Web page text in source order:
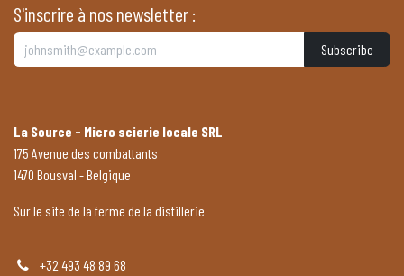
S'inscrire à nos newsletter :
Subscribe
La Source - Micro scierie locale SRL
175 Avenue des combattants
1470 Bousval - Belgique
Sur le site de la ferme de la distillerie
+32 493 48 89 68